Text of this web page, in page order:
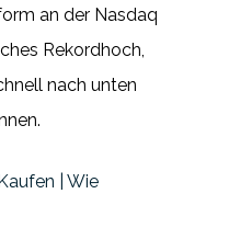
an der Nasdaq
Rekordhoch,
nach unten
| Wie